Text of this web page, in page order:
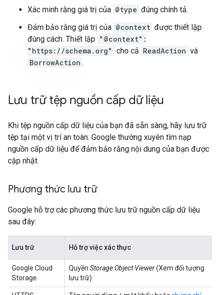
Xác minh rằng giá trị của @type đúng chính tả.
Đảm bảo rằng giá trị của @context được thiết lập
đúng cách. Thiết lập "@context":
"https://schema.org" cho cả ReadAction và
BorrowAction .
Lưu trữ tệp nguồn cấp dữ liệu
Khi tệp nguồn cấp dữ liệu của bạn đã sẵn sàng, hãy lưu trữ
tệp tại một vị trí an toàn. Google thường xuyên tìm nạp
nguồn cấp dữ liệu để đảm bảo rằng nội dung của bạn được
cập nhật.
Phương thức lưu trữ
Google hỗ trợ các phương thức lưu trữ nguồn cấp dữ liệu
sau đây:
Lưu trữ Hỗ trợ việc xác thực
Google Cloud
Storage
Quyền Storage Object Viewer(Xem đối tượng
lưu trữ)